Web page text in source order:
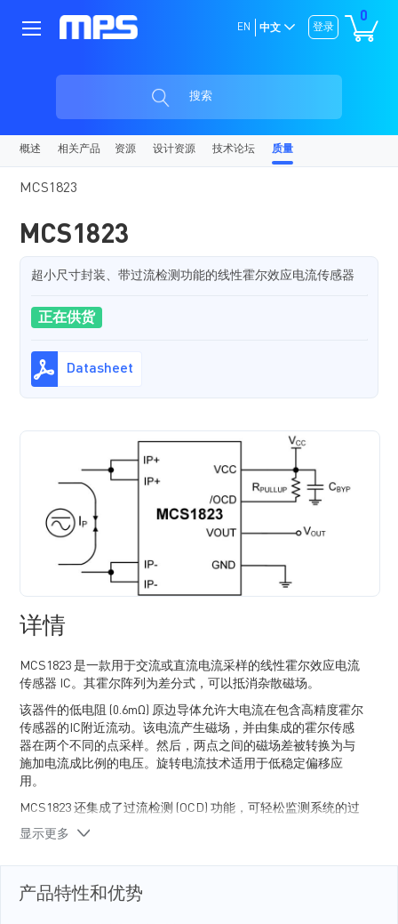
0
登录
EN 中文
搜索
概述 相关产品 资源 设计资源 技术论坛 质量
MCS1823
MCS1823
超小尺寸封装、带过流检测功能的线性霍尔效应电流传感器
正在供货
Datasheet
详情
MCS1823 是一款用于交流或直流电流采样的线性霍尔效应电流
传感器 IC。其霍尔阵列为差分式，可以抵消杂散磁场。
该器件的低电阻 (0.6mΩ) 原边导体允许大电流在包含高精度霍尔
传感器的IC附近流动。该电流产生磁场，并由集成的霍尔传感
器在两个不同的点采样。然后，两点之间的磁场差被转换为与
施加电流成比例的电压。旋转电流技术适用于低稳定偏移应
用。
MCS1823 还集成了过流检测 (OCD) 功能，可轻松监测系统的过
流事件。
显示更多
产品特性和优势